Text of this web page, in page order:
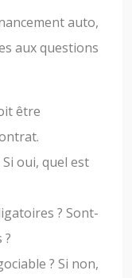
auto,
aux questions
être
oui, quel est
? Sont-
?
? Si non,